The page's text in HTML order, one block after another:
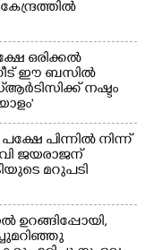
ഒരിക്കൽ
ഈ ബസിൽ
നഷ്ടം
പിന്നിൽ നിന്ന്
ജയരാജന്
മറുപടി
ഉറങ്ങിപ്പോയി,